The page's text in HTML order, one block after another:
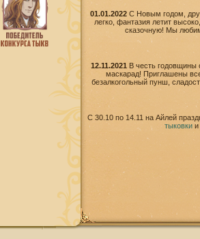
01.01.2022 С Новым годом,
легко, фантазия летит
сказочную! Мы
12.11.2021
В честь годовщины
маскарад! Приглашены
безалкогольный пунш,
С 30.10 по 14.11 на Айлей
тыковкии